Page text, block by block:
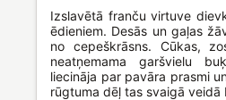
Izslavētā franču virtuve
ēdieniem. Desās un gaļas
no cepeškrāsns. Cūkas,
neatņemama garšvielu
liecināja par pavāra prasmi
rūgtuma dēļ tas svaigā veidā